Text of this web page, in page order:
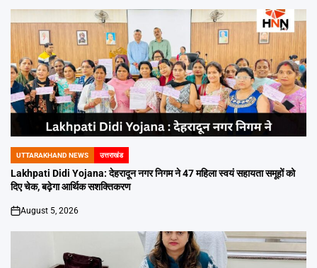
POSTED
IN
UTTARAKHAND NEWS उत्तराखंड
Lakhpati Didi Yojana: देहरादून नगर निगम ने 47 महिला स्वयं सहायता समूहों को
दिए चेक, बढ़ेगा आर्थिक सशक्तिकरण
on
August 5, 2026